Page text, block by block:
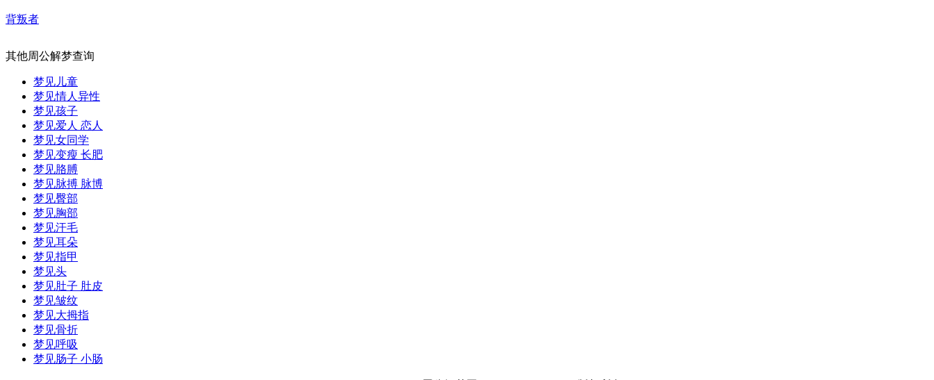
背叛者
其他周公解梦查询
梦见儿童
梦见情人异性
梦见孩子
梦见爱人 恋人
梦见女同学
梦见变瘦 长肥
梦见胳膊
梦见脉搏 脉博
梦见臀部
梦见胸部
梦见汗毛
梦见耳朵
梦见指甲
梦见头
梦见肚子 肚皮
梦见皱纹
梦见大拇指
梦见骨折
梦见呼吸
梦见肠子 小肠